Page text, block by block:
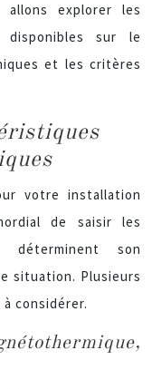
allons explorer les
sur le
et les critères
votre installation
de saisir les
déterminent son
situation. Plusieurs
considérer.